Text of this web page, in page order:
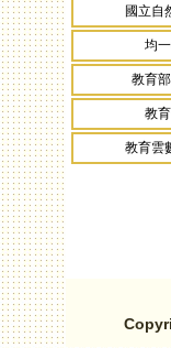
國立自
均
教育
教
教育雲